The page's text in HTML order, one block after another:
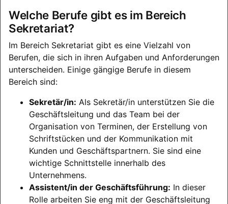
Welche Berufe gibt es im Bereich
Sekretariat?
Im Bereich Sekretariat gibt es eine Vielzahl von
Berufen, die sich in ihren Aufgaben und Anforderungen
unterscheiden. Einige gängige Berufe in diesem
Bereich sind:
Sekretär/in: Als Sekretär/in unterstützen Sie die
Geschäftsleitung und das Team bei der
Organisation von Terminen, der Erstellung von
Schriftstücken und der Kommunikation mit
Kunden und Geschäftspartnern. Sie sind eine
wichtige Schnittstelle innerhalb des
Unternehmens.
Assistent/in der Geschäftsführung: In dieser
Rolle arbeiten Sie eng mit der Geschäftsleitung